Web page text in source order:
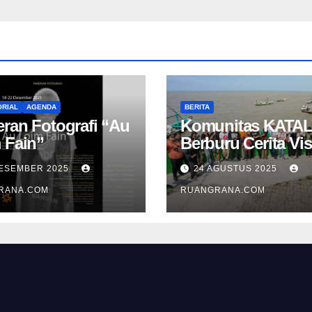
AGENDA
Fotografi “Au
2025
BERITA
Komunitas
Berburu Cerita
di Pesisir
24 AGUSTUS 2025
RUANGRANA.COM